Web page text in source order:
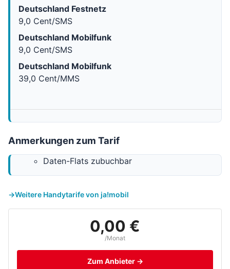
Deutschland Festnetz
9,0 Cent/SMS
Deutschland Mobilfunk
9,0 Cent/SMS
Deutschland Mobilfunk
39,0 Cent/MMS
Anmerkungen zum Tarif
Daten-Flats zubuchbar
Weitere Handytarife von ja!mobil
0,00 €
/Monat
Zum Anbieter →